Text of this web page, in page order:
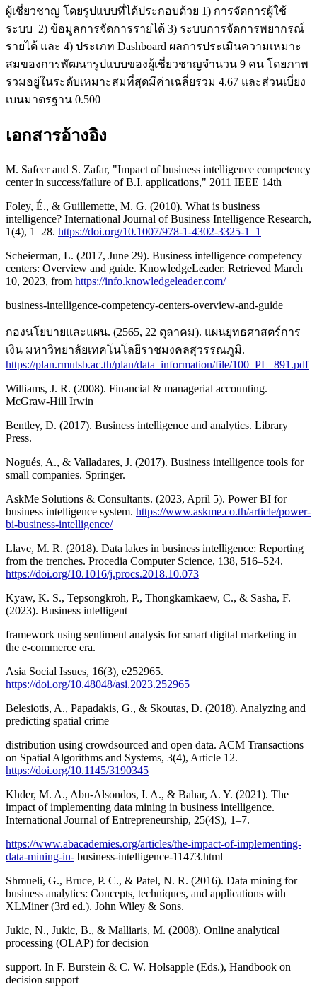
ผู้เชี่ยวชาญ โดยรูปแบบที่ได้ประกอบด้วย 1) การจัดการผู้ใช้
ระบบ 2) ข้อมูลการจัดการรายได้ 3) ระบบการจัดการพยากรณ์
รายได้ และ 4) ประเภท Dashboard ผลการประเมินความเหมาะ
สมของการพัฒนารูปแบบของผู้เชี่ยวชาญจำนวน 9 คน โดยภาพ
รวมอยู่ในระดับเหมาะสมที่สุดมีค่าเฉลี่ยรวม 4.67 และส่วนเบี่ยง
เบนมาตรฐาน 0.500
เอกสารอ้างอิง
M. Safeer and S. Zafar, "Impact of business intelligence competency
center in success/failure of B.I. applications," 2011 IEEE 14th
Foley, É., & Guillemette, M. G. (2010). What is business
intelligence? International Journal of Business Intelligence Research,
1(4), 1–28. https://doi.org/10.1007/978-1-4302-3325-1_1
Scheierman, L. (2017, June 29). Business intelligence competency
centers: Overview and guide. KnowledgeLeader. Retrieved March
10, 2023, from https://info.knowledgeleader.com/
business-intelligence-competency-centers-overview-and-guide
กองนโยบายและแผน. (2565, 22 ตุลาคม). แผนยุทธศาสตร์การ
เงิน มหาวิทยาลัยเทคโนโลยีราชมงคลสุวรรณภูมิ.
https://plan.rmutsb.ac.th/plan/data_information/file/100_PL_891.pdf
Williams, J. R. (2008). Financial & managerial accounting.
McGraw-Hill Irwin
Bentley, D. (2017). Business intelligence and analytics. Library
Press.
Nogués, A., & Valladares, J. (2017). Business intelligence tools for
small companies. Springer.
AskMe Solutions & Consultants. (2023, April 5). Power BI for
business intelligence system. https://www.askme.co.th/article/power-
bi-business-intelligence/
Llave, M. R. (2018). Data lakes in business intelligence: Reporting
from the trenches. Procedia Computer Science, 138, 516–524.
https://doi.org/10.1016/j.procs.2018.10.073
Kyaw, K. S., Tepsongkroh, P., Thongkamkaew, C., & Sasha, F.
(2023). Business intelligent
framework using sentiment analysis for smart digital marketing in
the e-commerce era.
Asia Social Issues, 16(3), e252965.
https://doi.org/10.48048/asi.2023.252965
Belesiotis, A., Papadakis, G., & Skoutas, D. (2018). Analyzing and
predicting spatial crime
distribution using crowdsourced and open data. ACM Transactions
on Spatial Algorithms and Systems, 3(4), Article 12.
https://doi.org/10.1145/3190345
Khder, M. A., Abu-Alsondos, I. A., & Bahar, A. Y. (2021). The
impact of implementing data mining in business intelligence.
International Journal of Entrepreneurship, 25(4S), 1–7.
https://www.abacademies.org/articles/the-impact-of-implementing-
data-mining-in- business-intelligence-11473.html
Shmueli, G., Bruce, P. C., & Patel, N. R. (2016). Data mining for
business analytics: Concepts, techniques, and applications with
XLMiner (3rd ed.). John Wiley & Sons.
Jukic, N., Jukic, B., & Malliaris, M. (2008). Online analytical
processing (OLAP) for decision
support. In F. Burstein & C. W. Holsapple (Eds.), Handbook on
decision support